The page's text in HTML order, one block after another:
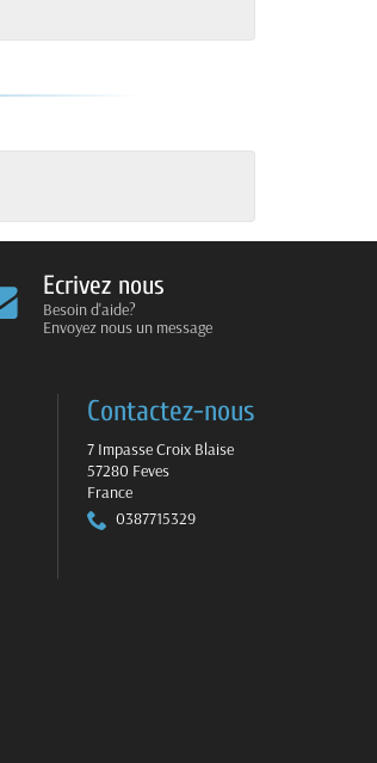
Ecrivez nous
Besoin d'aide?
Envoyez nous un message
Contactez-nous
7 Impasse Croix Blaise
57280 Feves
France
0387715329